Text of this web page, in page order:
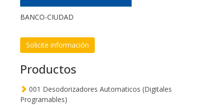
BANCO-CIUDAD
Solicite información
Productos
001 Desodorizadores Automaticos (Digitales
Programables)